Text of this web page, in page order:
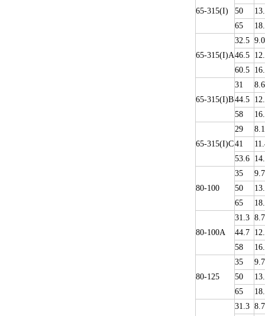
65-315(I)
50
65
65-315(I)A
32.5 9.0
46.5
60.5
65-315(I)B
31
8.6
44.5
58
65-315(I)C
29
8.1
41
53.6
80-100
35
50
65
80-100A
31.3 8.7
44.7
58
80-125
35
50
65
31.3 8.7